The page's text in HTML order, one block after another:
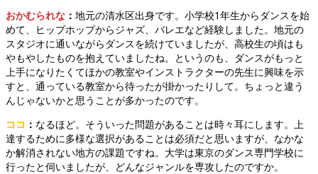
おかむられな ： 地元の清水区出身です。小学校1年生からダンスを始
めて、ヒップホップからジャズ、バレエなど経験しました。地元の
スタジオに通いながらダンスを続けていましたが、高校生の頃はも
やもやしたものを抱えていましたね。というのも、ダンスがもっと
上手になりたくてほかの教室やインストラクターの先生に興味を示
すと、通っている教室から待ったが掛かったりして。ちょっと違う
んじゃないかと思うことが多かったのです。
ココ ： なるほど。そういった問題があることは時々耳にします。上
達するために多様な選択があることは必須だと思いますが、なかな
か解消されない地方の課題ですね。大学は東京のダンス専門学校に
行ったと伺いましたが、どんなジャンルを専攻したのですか。